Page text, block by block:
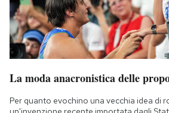
La moda anacronistica delle
Per quanto evochino una vecchia idea di